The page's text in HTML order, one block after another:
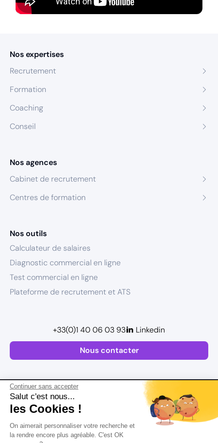
Continuer sans accepter
Salut c'est nous...
les Cookies !
On aimerait personnaliser votre recherche et
la rendre encore plus agréable. C'est OK
Nos expertises
Recrutement
Formation
Coaching
Conseil
Nos agences
Cabinet de recrutement
Centres de formation
Nos outils
Calculateur de salaires
Diagnostic commercial en ligne
Test commercial en ligne
Plateforme de recrutement et ATS
Nous contacter
+33(0)1 40 06 03 93 Linkedin
Plan de site
Mentions légales